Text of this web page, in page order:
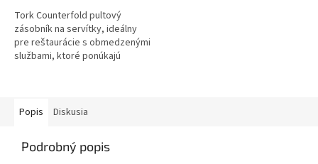
5
hviezdičiek.
Tork Counterfold pultový
zásobník na servítky, ideálny
pre reštaurácie s obmedzenými
službami, ktoré ponúkajú
Popis Diskusia
Podrobný popis